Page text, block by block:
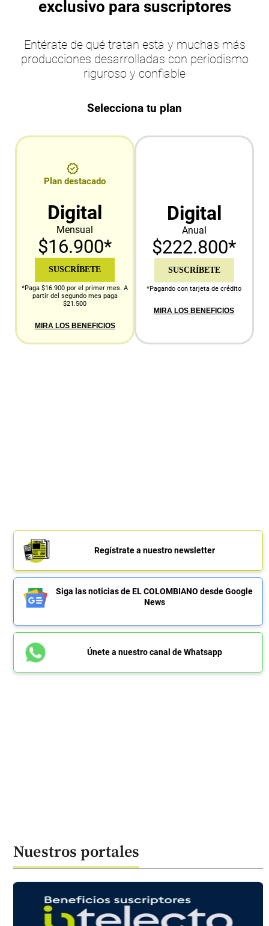
exclusivo para suscriptores
Entérate de qué tratan esta y muchas más
producciones desarrolladas con periodismo
riguroso y confiable
Selecciona tu plan
Plan destacado
Digital
Mensual
$16.900*
SUSCRÍBETE
*Paga $16.900 por el primer mes. A
partir del segundo mes paga
$21.500
MIRA LOS BENEFICIOS
Digital
Anual
$222.800*
SUSCRÍBETE
*Pagando con tarjeta de crédito
MIRA LOS BENEFICIOS
Regístrate a nuestro newsletter
Siga las noticias de EL COLOMBIANO desde Google
News
Únete a nuestro canal de Whatsapp
Nuestros portales